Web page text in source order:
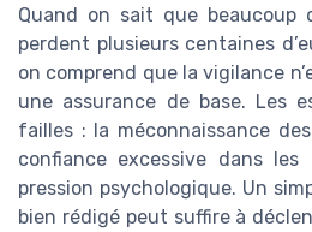
Quand on sait que
perdent plusieurs centaines
on comprend que la vigilance
une assurance de base. Les
failles : la méconnaissance
confiance excessive dans
pression psychologique. Un
bien rédigé peut suffire à